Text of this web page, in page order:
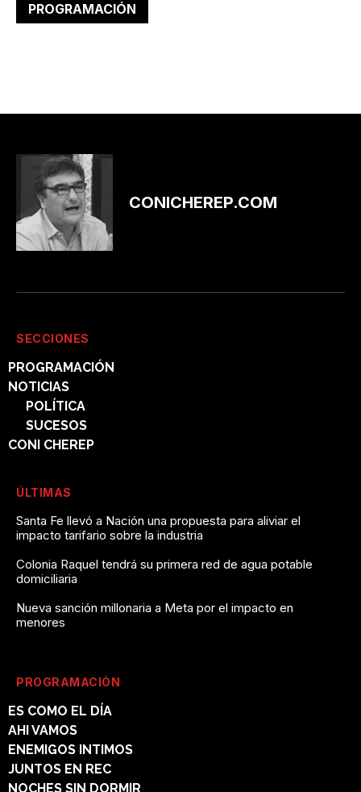
PROGRAMACIÓN
CONICHEREP.COM
SECCIONES
PROGRAMACIÓN
NOTICIAS
POLÍTICA
SUCESOS
CONI CHEREP
ÚLTIMAS
Santa Fe llevó a Nación una propuesta para aliviar el
impacto tarifario sobre la industria
Colonia Raquel tendrá su primera red de agua potable
domiciliaria
Nueva sanción millonaria a Meta por el impacto en
menores
PROGRAMACIÓN
ES COMO EL DÍA
AHI VAMOS
ENEMIGOS INTIMOS
JUNTOS EN REC
NOCHES SIN DORMIR